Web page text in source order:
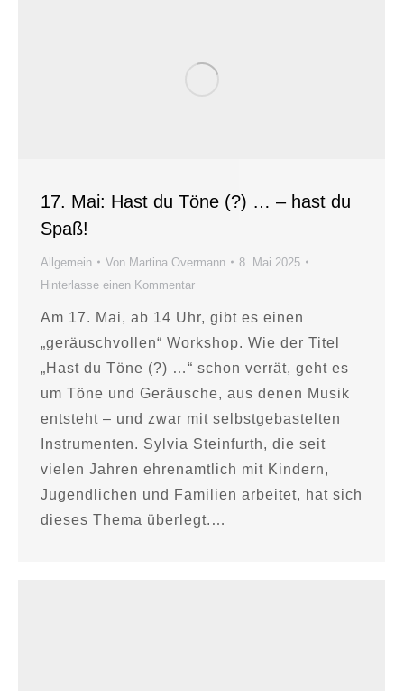
17. Mai: Hast du Töne (?) … – hast du
Spaß!
Allgemein Von Martina Overmann
8. Mai 2025
Hinterlasse einen Kommentar
Am 17. Mai, ab 14 Uhr, gibt es einen
„geräuschvollen“ Workshop. Wie der Titel
„Hast du Töne (?) …“ schon verrät, geht es
um Töne und Geräusche, aus denen Musik
entsteht – und zwar mit selbstgebastelten
Instrumenten. Sylvia Steinfurth, die seit
vielen Jahren ehrenamtlich mit Kindern,
Jugendlichen und Familien arbeitet, hat sich
dieses Thema überlegt.…